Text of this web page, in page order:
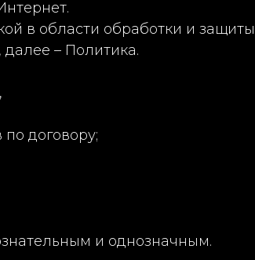
в области обработки и защиты
, далее – Политика.
договору;
и однозначным.